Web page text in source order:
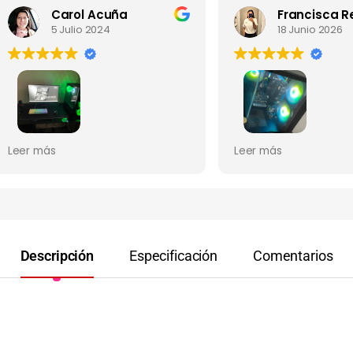
Carol Acuña
5 Julio 2024
servicio , el PC gamer
muy
más
18 Junio 2026
La atención 10/10 y super
Leer más
Descripción Especificación Comentarios